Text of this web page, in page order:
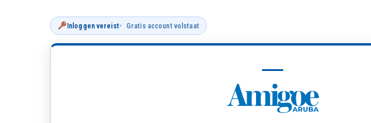
Inloggen vereist Gratis account volstaat